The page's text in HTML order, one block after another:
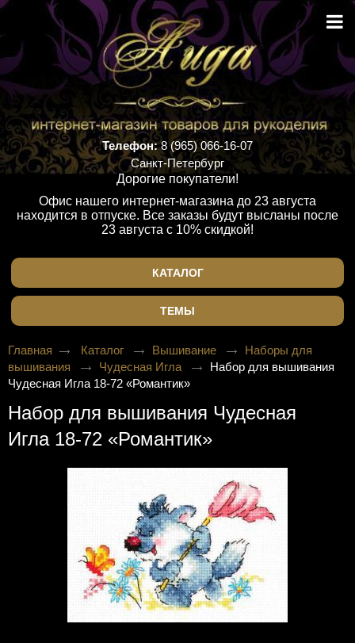
Телефон:8 (965) 066-16-07
Санкт-Петербург
Дорогие покупатели!
Офис нашего интернет-магазина до 23 августа
находится в отпуске. Все заказы будут высланы после
23 августа с 10% скидкой!
КАТАЛОГ
ТЕМЫ
Главная Каталог Вышивание
Наборы для
вышивания
Чудесная Игла
Набор для вышивания
Чудесная Игла 18-72 «Романтик»
Набор для вышивания Чудесная
Игла 18-72 «Романтик»